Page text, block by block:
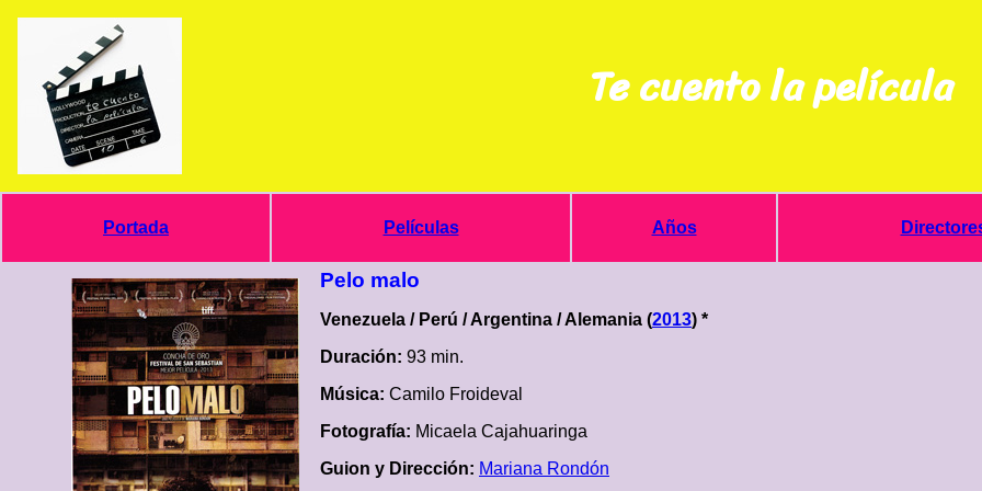
Te cuento la película
Portada Películas Años
Pelo malo
Venezuela / Perú / Argentina / Alemania (2013) *
Duración: 93 min.
Música: Camilo Froideval
Fotografía: Micaela Cajahuaringa
Guion y Dirección: Mariana Rondón